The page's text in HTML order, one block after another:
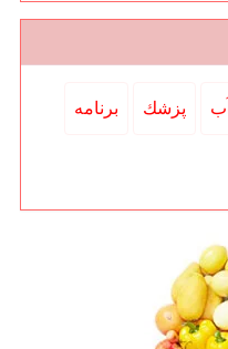
آب پزشك برنامه